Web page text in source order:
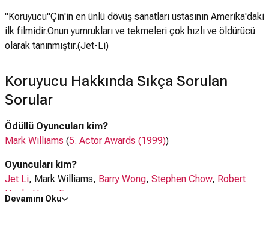
"Koruyucu"Çin'in en ünlü dövüş sanatları ustasının Amerika'daki
ilk filmidir.Onun yumrukları ve tekmeleri çok hızlı ve öldürücü
olarak tanınmıştır.(Jet-Li)
Koruyucu Hakkında Sıkça Sorulan
Sorular
Ödüllü Oyuncuları kim?
Mark Williams (5. Actor Awards (1999))
Oyuncuları kim?
Jet Li, Mark Williams, Barry Wong, Stephen Chow, Robert
Urich
Henry Fong
Devamını Oku